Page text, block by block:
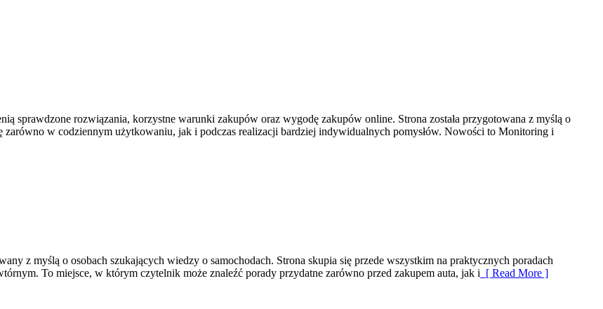
sprawdzone rozwiązania, korzystne warunki zakupów oraz wygodę zakupów online. Strona została przygotowana z myślą o
w codziennym użytkowaniu, jak i podczas realizacji bardziej indywidualnych pomysłów. Nowości to Monitoring i
z myślą o osobach szukających wiedzy o samochodach. Strona skupia się przede wszystkim na praktycznych poradach
To miejsce, w którym czytelnik może znaleźć porady przydatne zarówno przed zakupem auta, jak i [ Read More ]